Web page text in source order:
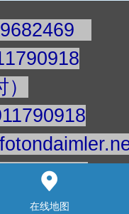
18
更清楚
在线地图